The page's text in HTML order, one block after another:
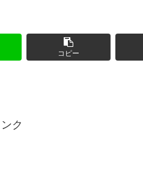
コピー
ク